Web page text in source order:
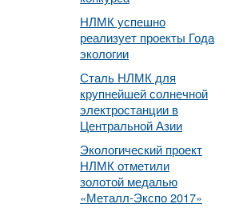
НЛМК успешно
реализует проекты Года
экологии
Сталь НЛМК для
крупнейшей солнечной
электростанции в
Центральной Азии
Экологический проект
НЛМК отметили
золотой медалью
«Металл-Экспо 2017»